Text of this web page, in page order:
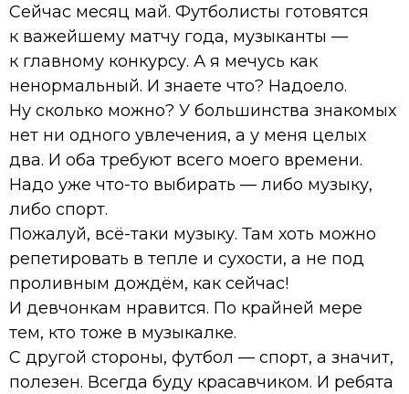
Сейчас месяц май. Футболисты готовятся
к важейшему матчу года, музыканты —
к главному конкурсу. А я мечусь как
ненормальный. И знаете что? Надоело.
Ну сколько можно? У большинства знакомых
нет ни одного увлечения, а у меня целых
два. И оба требуют всего моего времени.
Надо уже что-то выбирать — либо музыку,
либо спорт.
Пожалуй, всё-таки музыку. Там хоть можно
репетировать в тепле и сухости, а не под
проливным дождём, как сейчас!
И девчонкам нравится. По крайней мере
тем, кто тоже в музыкалке.
С другой стороны, футбол — спорт, а значит,
полезен. Всегда буду красавчиком. И ребята